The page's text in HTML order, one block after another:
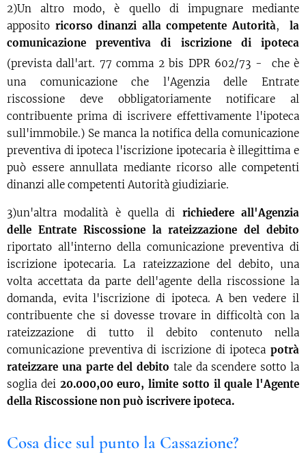
2)Un altro modo, è quello di impugnare mediante
apposito ricorso dinanzi alla competente Autorità,la
comunicazione preventiva di iscrizione di ipoteca
(prevista dall'art. 77 comma 2 bis DPR 602/73 -
che è
una comunicazione che l'Agenzia delle Entrate
riscossione deve obbligatoriamente notificare al
contribuente prima di iscrivere effettivamente l'ipoteca
sull'immobile.) Se manca la notifica della comunicazione
preventiva di ipoteca l'iscrizione ipotecaria è illegittima e
può essere annullata mediante ricorso alle competenti
dinanzi alle competenti Autorità giudiziarie.
3)un'altra modalità è quella di richiedere all'Agenzia
delle Entrate Riscossione larateizzazione del debito
riportato all'interno della comunicazione preventiva di
iscrizione ipotecaria. La rateizzazione del debito, una
volta accettata da parte dell'agente della riscossione la
domanda, evita l'iscrizione di ipoteca. A ben vedere il
contribuente che si dovesse trovare in difficoltà con la
rateizzazione di tutto il debito contenuto nella
comunicazione preventiva di iscrizione di ipoteca potrà
rateizzare una parte del debito tale da scendere sotto la
soglia dei 20.000,00 euro, limite sotto il quale l'Agente
della Riscossione non può iscrivere ipoteca.
Cosa dice sul punto la Cassazione?